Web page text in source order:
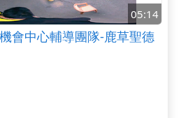
05:14
會中心輔導團隊-鹿草聖德